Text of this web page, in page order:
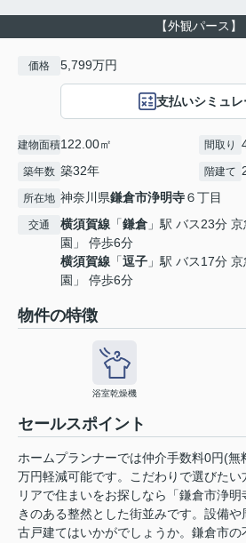
【外観パース】
価格 5,799万円
支払いシミュ
建物面積122.00㎡ 間取り
築年数 築32年 階建て
所在地 神奈川県鎌倉市浄明寺６丁目
交通 横須賀線 「鎌倉 」駅 バス23分
園」 停歩6分
横須賀線 「逗子 」駅 バス17分
園」 停歩6分
物件の特徴
浴室乾燥機
セールスポイント
ホームプランナーでは仲介手数料0円(無
万円軽減可能です。こだわりで選びた
リアで住まいをお探しなら「鎌倉市浄
きのある整然とした街並みです。設備
古戸建てはいかがでしょうか。鎌倉市